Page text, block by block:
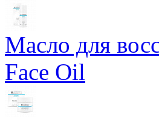
Масло для
Face Oil